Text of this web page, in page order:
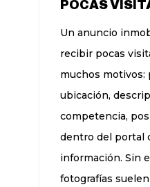
POCAS
Un anuncio
recibir pocas
muchos motivos:
ubicación,
competencia,
dentro del portal
información. Sin
fotografías